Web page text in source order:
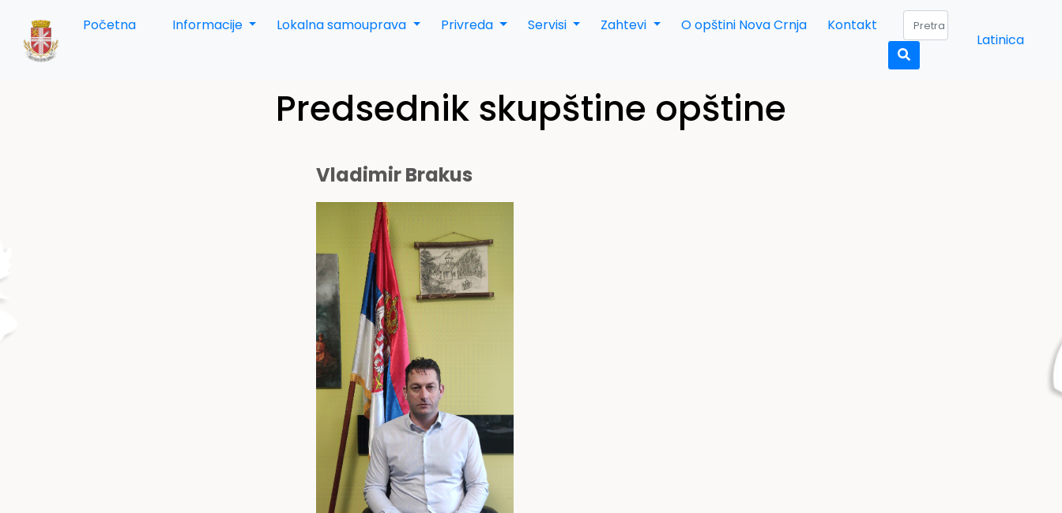
Početna Informacije Lokalna samouprava Privreda Servisi Zahtevi O opštini Nova Crnja
Kontakt
Latinica
Predsednik skupštine opštine
Vladimir Brakus